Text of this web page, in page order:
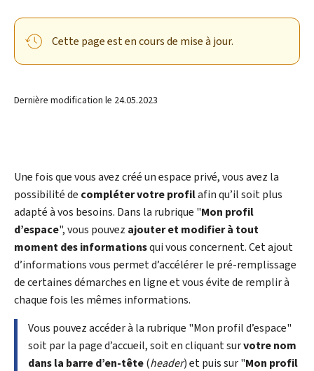
Cette page est en cours de mise à jour.
Dernière modification le 24.05.2023
Une fois que vous avez créé un espace privé, vous avez la
possibilité de compléter votre profilafin qu’il soit plus
adapté à vos besoins. Dans la rubrique "Mon profil
d’espace", vous pouvez ajouter et modifier à tout
moment des informationsqui vous concernent. Cet ajout
d’informations vous permet d’accélérer le pré-remplissage
de certaines démarches en ligne et vous évite de remplir à
chaque fois les mêmes informations.
Vous pouvez accéder à la rubrique "Mon profil d’espace"
soit par la page d’accueil, soit en cliquant survotre nom
dans la barre d’en-tête(header) et puis sur "Mon profil